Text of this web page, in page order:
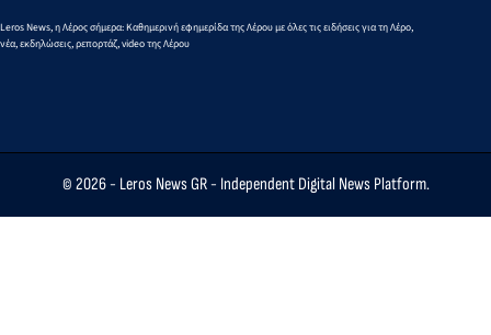
Leros News, η Λέρος σήμερα: Καθημερινή εφημερίδα της Λέρου με όλες τις ειδήσεις για τη Λέρο,
νέα, εκδηλώσεις, ρεπορτάζ, video της Λέρου
© 2026 - Leros News GR- Independent Digital News Platform.